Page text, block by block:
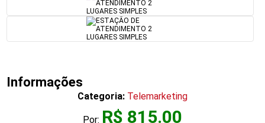
Informações
Categoria: Telemarketing
Por: R$ 815.00